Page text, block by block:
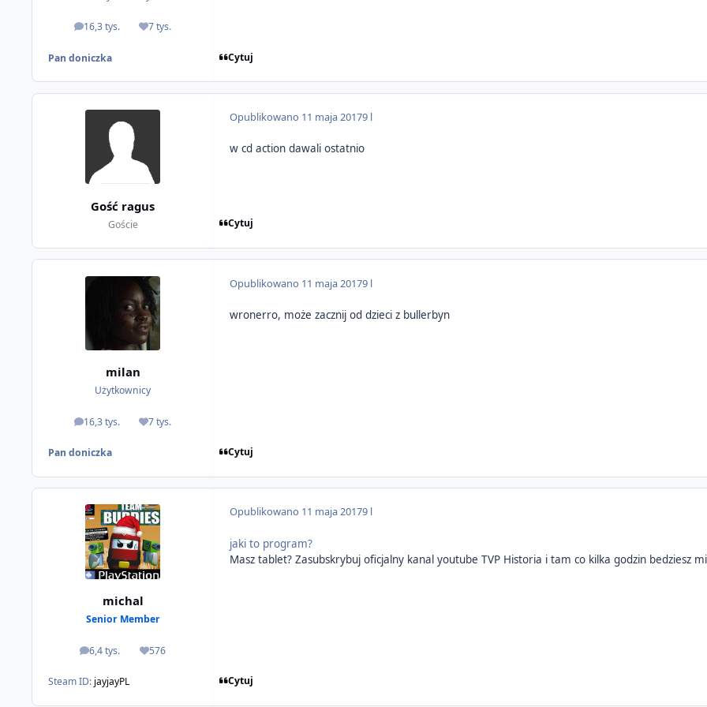
16,3 tys.
odpowiedzi7 tys.
Reputacja
Pan doniczka Cytuj
Gość ragus
Goście
Opublikowano 11 maja 20179 l
w cd action dawali ostatnio
Cytuj
milan
Użytkownicy
16,3 tys.
odpowiedzi7 tys.
Reputacja
Pan doniczka
Opublikowano 11 maja 20179 l
wronerro, może zacznij od dzieci z bullerbyn
Cytuj
michal
Senior Member
6,4 tys.
odpowiedzi576
Reputacja
Steam ID: jayjayPL
Opublikowano 11 maja 20179 l
jaki to program?
Masz tablet? Zasubskrybuj oficjalny kanal youtube TVP Historia i tam co kilka godzin bedziesz
Cytuj